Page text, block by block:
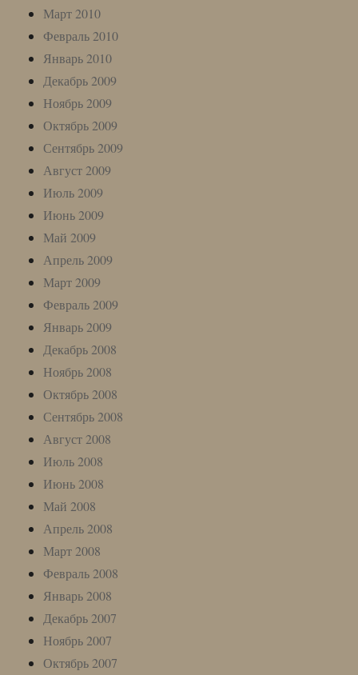
Март 2010
Февраль 2010
Январь 2010
Декабрь 2009
Ноябрь 2009
Октябрь 2009
Сентябрь 2009
Август 2009
Июль 2009
Июнь 2009
Май 2009
Апрель 2009
Март 2009
Февраль 2009
Январь 2009
Декабрь 2008
Ноябрь 2008
Октябрь 2008
Сентябрь 2008
Август 2008
Июль 2008
Июнь 2008
Май 2008
Апрель 2008
Март 2008
Февраль 2008
Январь 2008
Декабрь 2007
Ноябрь 2007
Октябрь 2007